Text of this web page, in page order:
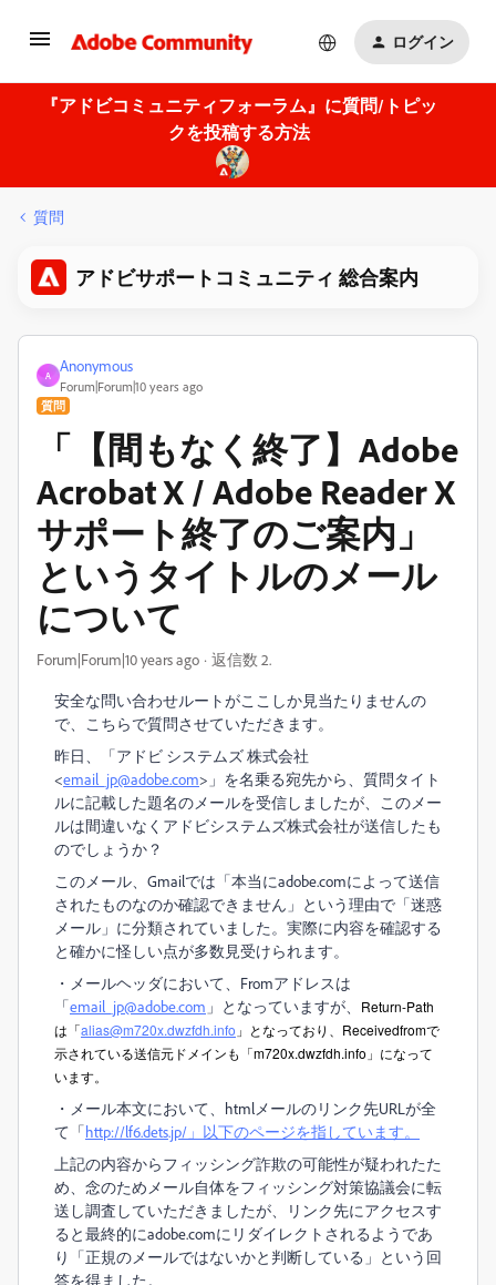
ログイン
『アドビコミュニティフォーラム』に質問/トピッ
クを投稿する方法
質問
アドビサポートコミュニティ 総合案内
A
Anonymous
Forum|Forum|10 years ago
質問
「【間もなく終了】Adobe
Acrobat X / Adobe Reader X
サポート終了のご案内」
というタイトルのメール
について
Forum|Forum|10 years ago 返信数 2.
安全な問い合わせルートがここしか見当たりませんの
で、こちらで質問させていただきます。
昨日、「アドビ システムズ 株式会社
<email_jp@adobe.com>」を名乗る宛先から、質問タイト
ルに記載した題名のメールを受信しましたが、このメー
ルは間違いなくアドビシステムズ株式会社が送信したも
のでしょうか？
このメール、Gmailでは「本当にadobe.comによって送信
されたものなのか確認できません」という理由で「迷惑
メール」に分類されていました。実際に内容を確認する
と確かに怪しい点が多数見受けられます。
・メールヘッダにおいて、Fromアドレスは
「email_jp@adobe.com 」となっていますが、 Return-Path
は「alias@m720x.dwzfdh.info 」となっており、 Receivedfromで
示されている送信元ドメインも「m720x.dwzfdh.info」になって
います。
・メール本文において、htmlメールのリンク先URLが全
て「http://lf6.dets.jp/」以下のページを指しています。
上記の内容からフィッシング詐欺の可能性が疑われたた
め、念のためメール自体をフィッシング対策協議会に転
送し調査していただきましたが、リンク先にアクセスす
ると最終的にadobe.comにリダイレクトされるようであ
り「正規のメールではないかと判断している」という回
答を得ました。